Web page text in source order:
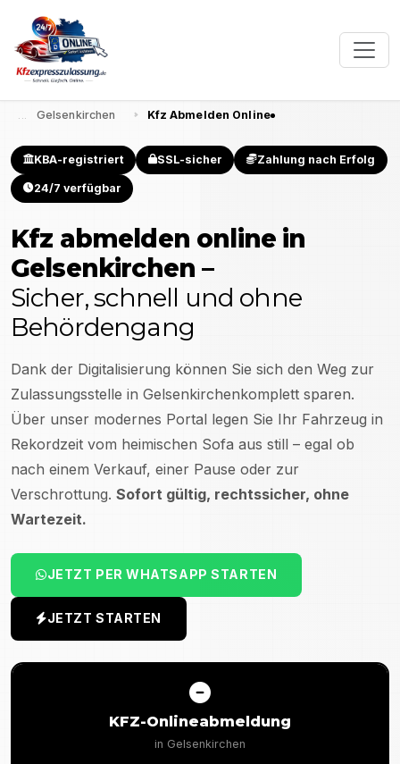
Gelsenkirchen Kfz Abmelden Online
KBA-registriert SSL-sicher Zahlung nach Erfolg
24/7 verfügbar
Kfz abmelden online in
Gelsenkirchen –
Sicher, schnell und ohne
Behördengang
Dank der Digitalisierung können Sie sich den Weg zur
Zulassungsstelle in Gelsenkirchenkomplett sparen.
Über unser modernes Portal legen Sie Ihr Fahrzeug in
Rekordzeit vom heimischen Sofa aus still – egal ob
nach einem Verkauf, einer Pause oder zur
Verschrottung. Sofort gültig, rechtssicher, ohne
Wartezeit.
JETZT PER WHATSAPP STARTEN
JETZT STARTEN
KFZ-Onlineabmeldung
in Gelsenkirchen